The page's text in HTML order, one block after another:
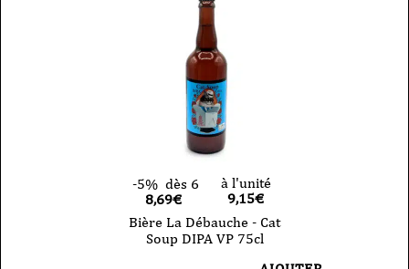
-5% dès 6
8,69€
à l'unité
9,15€
Bière La Débauche - Cat
Soup DIPA VP 75cl